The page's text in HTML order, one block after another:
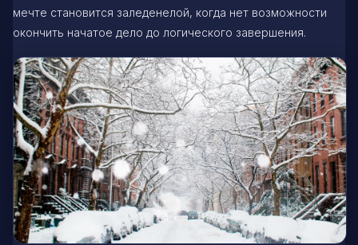
мечте становится заледенелой, когда нет возможности
окончить начатое дело до логического завершения.